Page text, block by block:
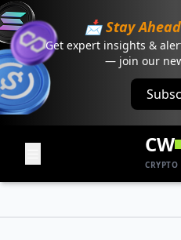
📩 Stay
Get expert insights &
— join our
CW
CRYPTO